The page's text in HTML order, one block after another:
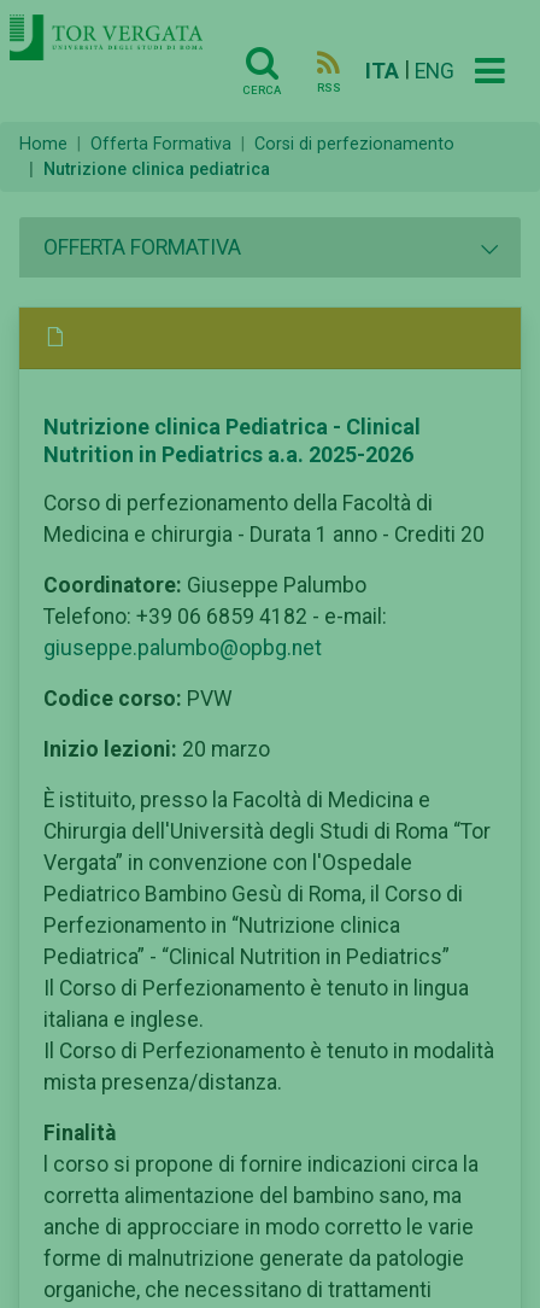
CERCA RSS
ITA ENG
Home Offerta Formativa
Corsi di perfezionamento
Nutrizione clinica pediatrica
OFFERTA FORMATIVA
Nutrizione clinica Pediatrica - Clinical
Nutrition in Pediatrics a.a. 2025-2026
Corso di perfezionamento della Facoltà di
Medicina e chirurgia - Durata 1 anno - Crediti 20
Coordinatore: Giuseppe Palumbo
Telefono: +39 06 6859 4182 - e-mail:
giuseppe.palumbo@opbg.net
Codice corso: PVW
Inizio lezioni: 20 marzo
È istituito, presso la Facoltà di Medicina e
Chirurgia dell'Università degli Studi di Roma “Tor
Vergata” in convenzione con l'Ospedale
Pediatrico Bambino Gesù di Roma, il Corso di
Perfezionamento in “Nutrizione clinica
Pediatrica” - “Clinical Nutrition in Pediatrics”
Il Corso di Perfezionamento è tenuto in lingua
italiana e inglese.
Il Corso di Perfezionamento è tenuto in modalità
mista presenza/distanza.
Finalità
l corso si propone di fornire indicazioni circa la
corretta alimentazione del bambino sano, ma
anche di approcciare in modo corretto le varie
forme di malnutrizione generate da patologie
organiche, che necessitano di trattamenti